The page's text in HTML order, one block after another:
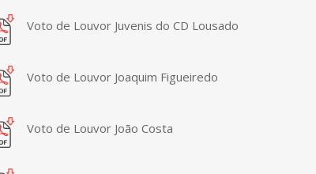
Voto de Louvor Juvenis do CD Lousado
Voto de Louvor Joaquim Figueiredo
Voto de Louvor João Costa